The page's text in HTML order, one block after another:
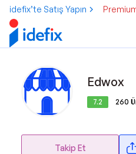
idefix’te Satış Yapın
Edwox
7.2 260
Takip Et